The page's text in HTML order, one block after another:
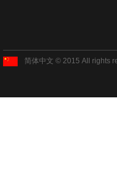
简体中文 © 2015 All rights